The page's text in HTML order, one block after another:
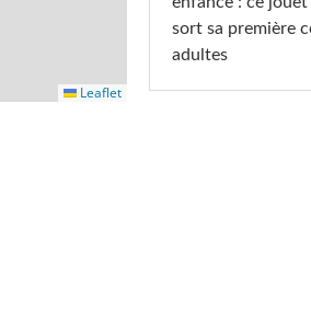
Leaflet
sort sa première
adultes